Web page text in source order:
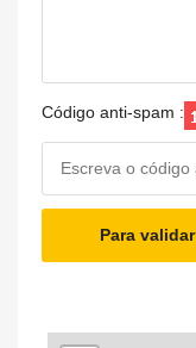
Código anti-spam :
Para validar